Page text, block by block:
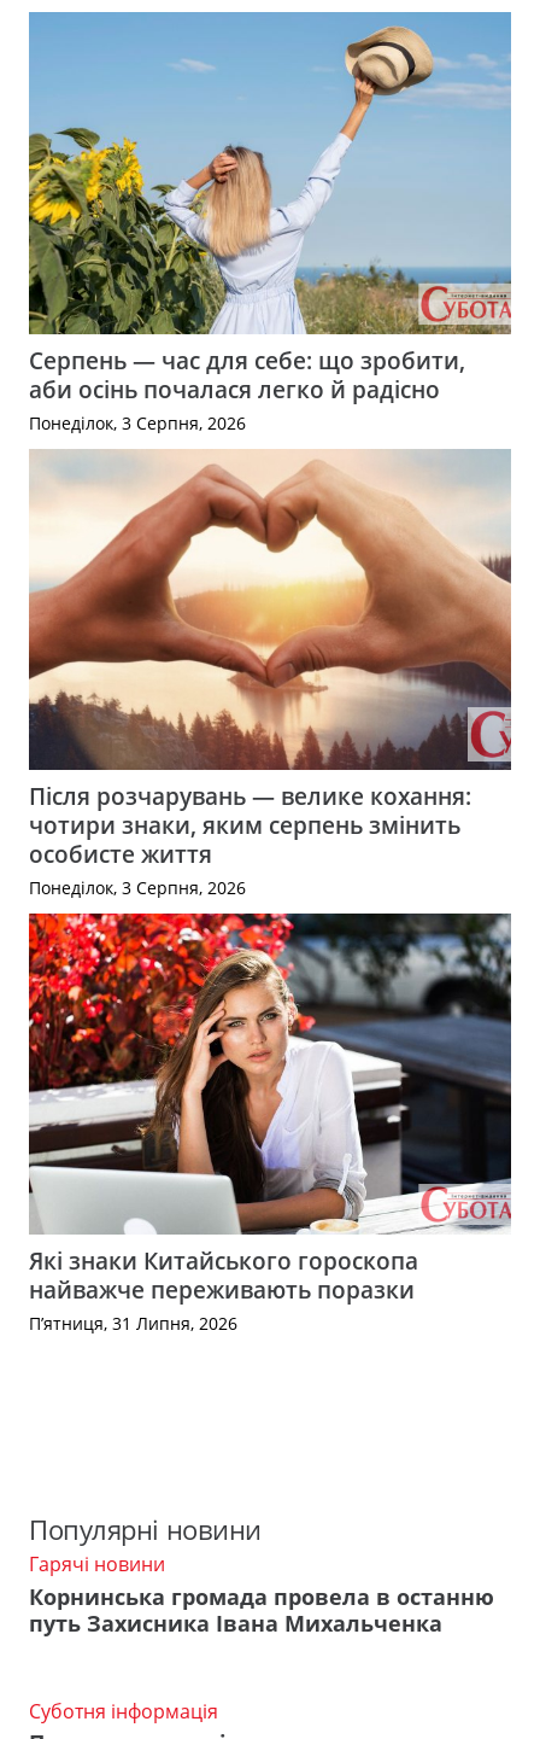
Серпень — час для себе: що зробити,
аби осінь почалася легко й радісно
Понеділок, 3 Серпня, 2026
Після розчарувань — велике кохання:
чотири знаки, яким серпень змінить
особисте життя
Понеділок, 3 Серпня, 2026
Які знаки Китайського гороскопа
найважче переживають поразки
П’ятниця, 31 Липня, 2026
Популярні новини
Гарячі новини
Корнинська громада провела в останню
путь Захисника Івана Михальченка
Суботня інформація